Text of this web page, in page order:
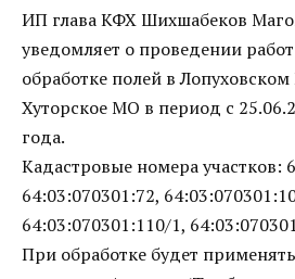
ИП глава КФХ Шихшабеков
уведомляет о проведении
обработке полей в
Хуторское МО в период с
года.
Кадастровые номера участков:
64:03:070301:72,
64:03:070301:110/1,
При обработке будет